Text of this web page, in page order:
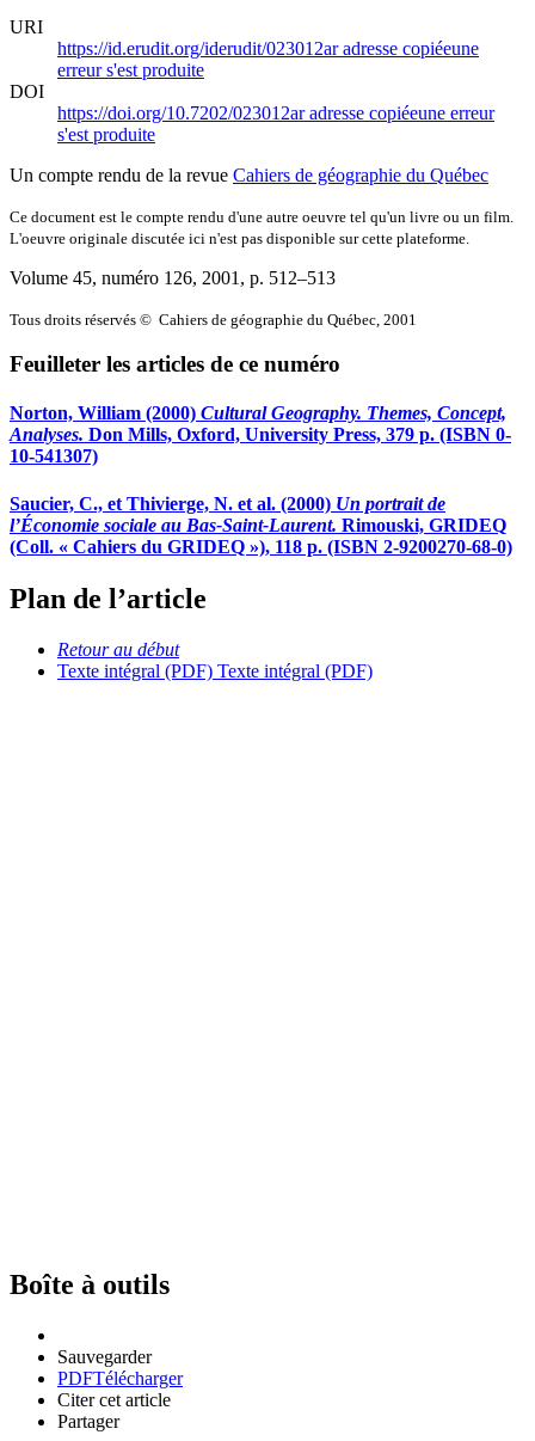
URI
https://id.erudit.org/iderudit/023012aradresse copiéeune
erreur s'est produite
DOI
https://doi.org/10.7202/023012aradresse copiéeune erreur
s'est produite
Un compte rendu de la revue Cahiers de géographie du Québec
Ce document est le compte rendu d'une autre oeuvre tel qu'un livre ou un film.
L'oeuvre originale discutée ici n'est pas disponible sur cette plateforme.
Volume 45, numéro 126, 2001 , p. 512–513
Tous droits réservés © Cahiers de géographie du Québec, 2001
Feuilleter les articles de ce numéro
Norton, William (2000) Cultural Geography. Themes, Concept,
Analyses. Don Mills, Oxford, University Press, 379 p. (ISBN 0-
10-541307)
Saucier, C., et Thivierge, N. et al. (2000) Un portrait de
l’Économie sociale au Bas-Saint-Laurent. Rimouski, GRIDEQ
(Coll. « Cahiers du GRIDEQ »), 118 p. (ISBN 2-9200270-68-0)
Plan de l’article
Retour au début
Texte intégral (PDF) Texte intégral (PDF)
Boîte à outils
Sauvegarder
PDFTélécharger
Citer cet article
Partager